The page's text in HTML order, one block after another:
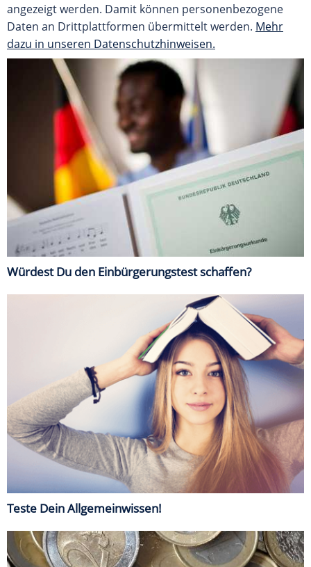
angezeigt werden. Damit können personenbezogene
Daten an Drittplattformen übermittelt werden. Mehr
dazu in unseren Datenschutzhinweisen.
Würdest Du den Einbürgerungstest schaffen?
Teste Dein Allgemeinwissen!